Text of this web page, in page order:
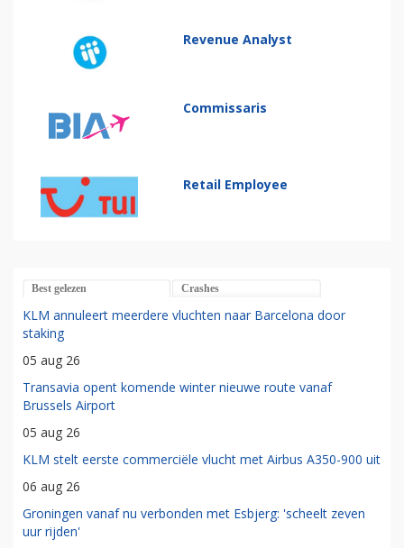
Revenue Analyst
Commissaris
Retail Employee
Best gelezen Crashes
KLM annuleert meerdere vluchten naar Barcelona door
staking
05 aug 26
Transavia opent komende winter nieuwe route vanaf
Brussels Airport
05 aug 26
KLM stelt eerste commerciële vlucht met Airbus A350-900 uit
06 aug 26
Groningen vanaf nu verbonden met Esbjerg: 'scheelt zeven
uur rijden'